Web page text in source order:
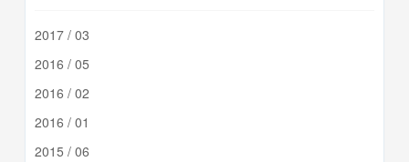
2017 / 03
2016 / 05
2016 / 02
2016 / 01
2015 / 06